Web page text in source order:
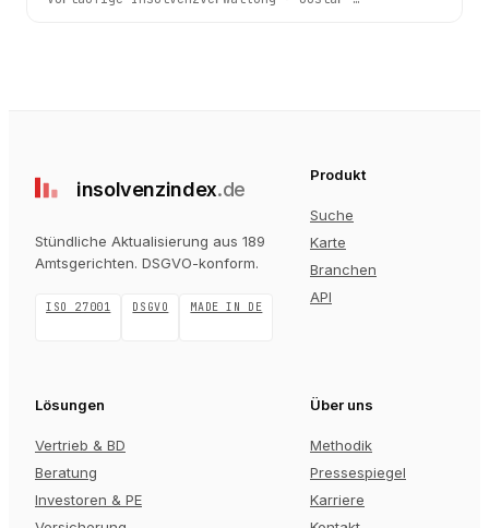
insolvenzindex.de
Stündliche Aktualisierung aus 189
Amtsgerichten. DSGVO-konform.
ISO 27001 DSGVO MADE IN DE
Produkt
Suche
Karte
Branchen
API
Lösungen
Vertrieb & BD
Beratung
Investoren & PE
Über uns
Methodik
Pressespiegel
Karriere